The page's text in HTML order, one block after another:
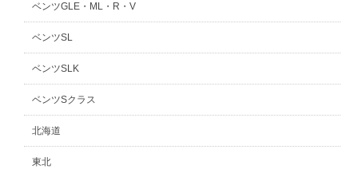
ベンツGLE・ML・R・V
ベンツSL
ベンツSLK
ベンツSクラス
北海道
東北